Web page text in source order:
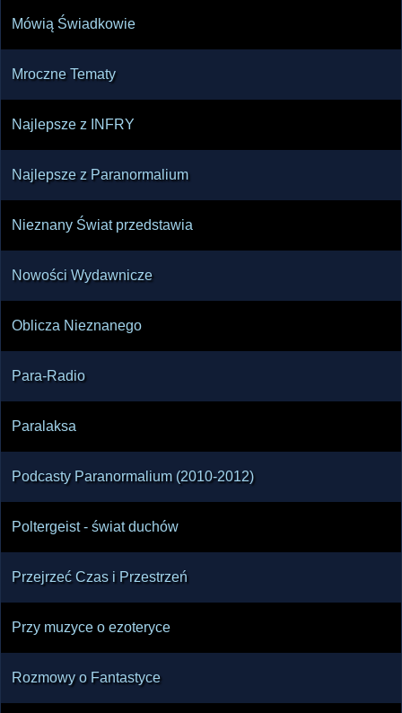
Mówią Świadkowie
Mroczne Tematy
Najlepsze z INFRY
Najlepsze z Paranormalium
Nieznany Świat przedstawia
Nowości Wydawnicze
Oblicza Nieznanego
Para-Radio
Paralaksa
Podcasty Paranormalium (2010-2012)
Poltergeist - świat duchów
Przejrzeć Czas i Przestrzeń
Przy muzyce o ezoteryce
Rozmowy o Fantastyce